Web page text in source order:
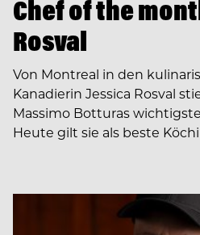
Chef of the
Rosval
Von Montreal in den
Kanadierin Jessica Rosval
Massimo Botturas
Heute gilt sie als beste